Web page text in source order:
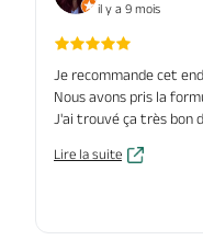
il y a 9 mois
Je recommande cet
Nous avons pris la
J'ai trouvé ça très bon
Lire la suite